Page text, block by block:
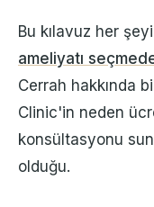
Bu kılavuz her şeyi
ameliyatı
Cerrah hakkında
Clinic'in neden
konsültasyonu
olduğu.